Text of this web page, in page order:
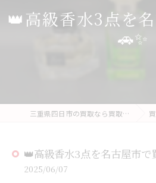
👑高級香水3点を
🚗✨
三重県四日市の買取なら買取マクサス 三重四日市店 買取実績
👑高級香水3点を名古屋市で
2025/06/07